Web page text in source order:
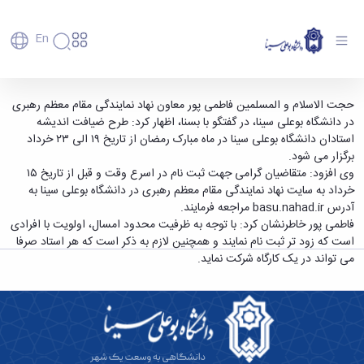
En
دانشگاه
تاریخچه
و
معرفی
برنامه
راهبردی
دانشگاه
نقشه
دانشگاه
ساختار
سازمانی
سازمان
آموزش
پذیرش
کارشناسی
تحصیلات
تکمیلی
پسا
دکترا
استعدادهای
درخشان
دانشجویان
غیرایرانی
مهمانی
پژوهش
فناوری و
کارآفرینی
دفتر
ارتباط
با
صنعت
پردیس
علم
و
دانشکده‌ها
پردیس
اصلی
مهندسی
کشاورزی
شیمی
و
علوم
نفت
انسانی
رفاهی
رفاهی
پرسنل
اداره
رفاه
کارکنان
مهمانسرای
دانشگاه
دانشجویان
دانشجویان
اعضای
هیأت
علمی
کارکنان
دانشجویان
فارغ
التحصیلان
برگزاری طرح ضیافت اندیشه استادان دانشگاه
بوعلی سینا در ماه رمضان - دانشگاه بوعلی سینا
همدان
حجت الاسلام و المسلمین فاطمی پور معاون نهاد نمایندگی مقام معظم رهبری
در دانشگاه بوعلی سینا، در گفتگو با بسنا، اظهار کرد: طرح ضیافت اندیشه
استادان دانشگاه بوعلی سینا در ماه مبارک رمضان از تاریخ ۱۹ الی ۲۳ خرداد
برگزار می شود.
وی افزود: متقاضیان گرامی جهت ثبت نام در اسرع وقت و قبل از تاریخ ۱۵
خرداد به سایت نهاد نمایندگی مقام معظم رهبری در دانشگاه بوعلی سینا به
آدرسbasu.nahad.irمراجعه فرمایند.
فاطمی پور خاطرنشان کرد: با توجه به ظرفیت محدود امسال، اولویت با افرادی
است که زود تر ثبت نام نمایند و همچنین لازم به ذکر است که هر استاد صرفا
می تواند در یک کارگاه شرکت نماید.